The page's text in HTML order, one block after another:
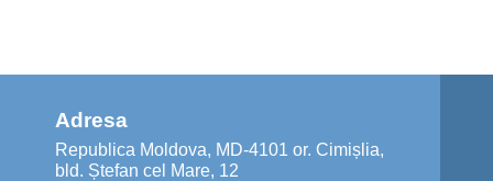
Adresa
Republica Moldova, MD-4101 or. Cimișlia,
bld. Ștefan cel Mare, 12